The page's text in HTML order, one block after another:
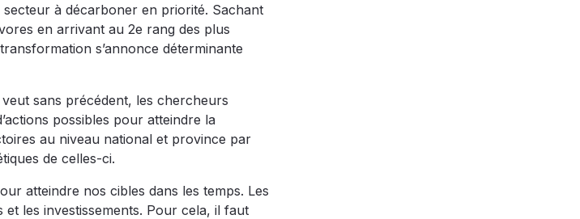
à décarboner en priorité. Sachant
en arrivant au 2e rang des plus
s’annonce déterminante
sans précédent, les chercheurs
possibles pour atteindre la
au niveau national et province par
de celles-ci.
atteindre nos cibles dans les temps. Les
les investissements. Pour cela, il faut